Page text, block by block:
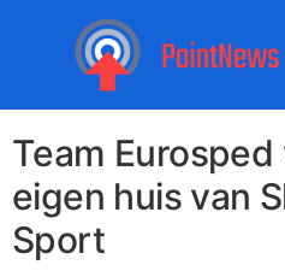
Team
eigen huis van
Sport